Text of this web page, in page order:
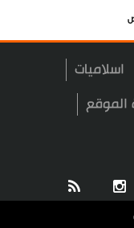
السابق
لعلاج السرطان
والثقافة
للتنفيذ
عن القدس
اسلاميات
الموقع